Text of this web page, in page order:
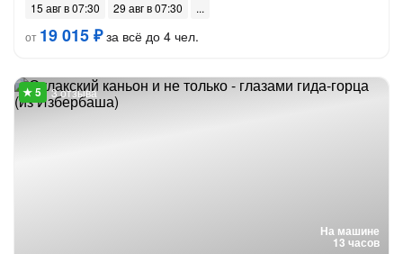
15 авг в 07:30
29 авг в 07:30
от 19 015 ₽за всё до 4 чел.
На машине
13 часов
3 отзыва